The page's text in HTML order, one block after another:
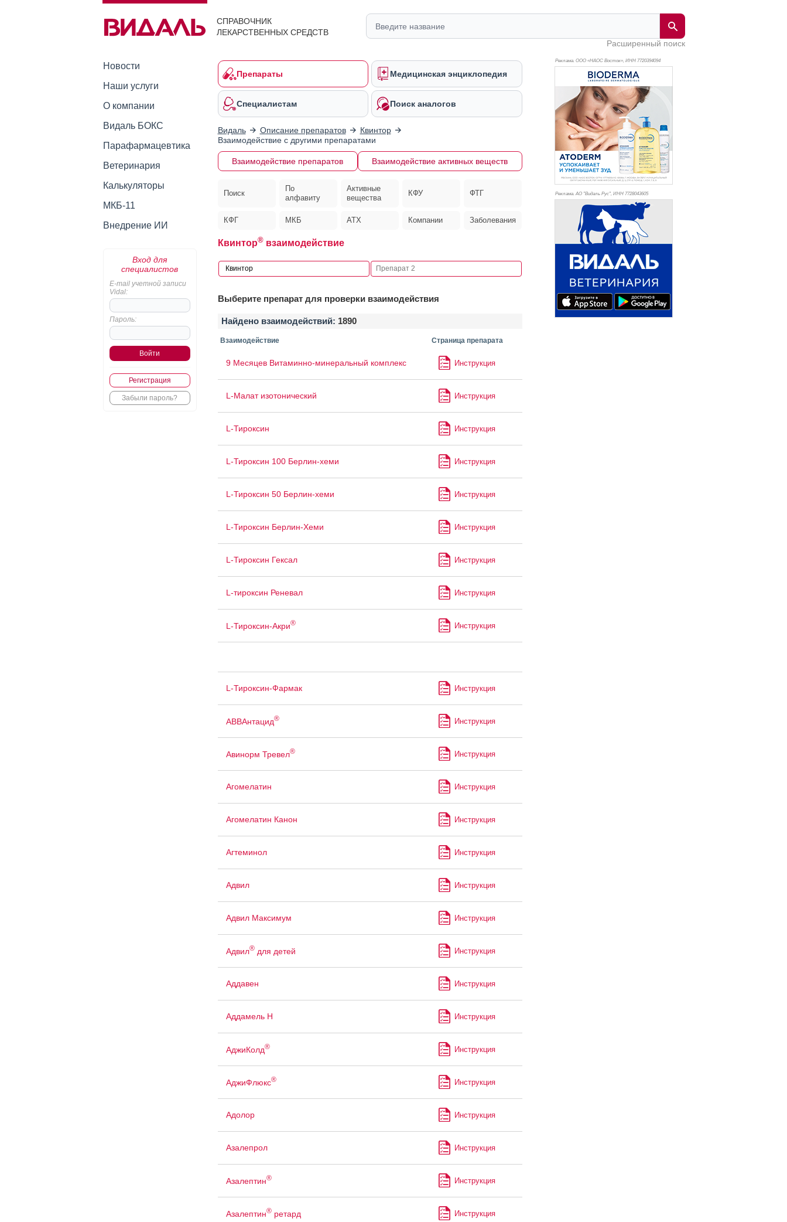
СПРАВОЧНИК
ЛЕКАРСТВЕННЫХ СРЕДСТВ
Расширенный поиск
Новости
Наши услуги
О компании
Видаль БОКС
Парафармацевтика
Ветеринария
Калькуляторы
МКБ-11
Внедрение ИИ
Вход для
специалистов
E-mail учетной записи
Vidal:
Пароль:
Регистрация
Забыли пароль?
Препараты Медицинская энциклопедия
Специалистам Поиск аналогов
Видаль Описание препаратов
Квинтор
Взаимодействие с другими препаратами
Взаимодействие препаратов Взаимодействие активных веществ
Поиск
По
алфавиту
Активные
вещества
КФУ ФТГ
КФГ МКБ АТХ Компании Заболевания
Квинтор®взаимодействие
Выберите препарат для проверки взаимодействия
Найдено взаимодействий: 1890
Взаимодействие Страница препарата
9 Месяцев Витаминно-минеральный комплекс Инструкция
L-Малат изотонический Инструкция
L-Тироксин Инструкция
L-Тироксин 100 Берлин-хеми Инструкция
L-Тироксин 50 Берлин-хеми Инструкция
L-Тироксин Берлин-Хеми Инструкция
L-Тироксин Гексал Инструкция
L-тироксин Реневал Инструкция
L-Тироксин-Акри® Инструкция
L-Тироксин-Фармак Инструкция
АВВАнтацид® Инструкция
Авинорм Тревел® Инструкция
Агомелатин Инструкция
Агомелатин Канон Инструкция
Агтеминол Инструкция
Адвил Инструкция
Адвил Максимум Инструкция
Адвил®для детей Инструкция
Аддавен Инструкция
Аддамель Н Инструкция
АджиКолд® Инструкция
АджиФлюкс® Инструкция
Адолор Инструкция
Азалепрол Инструкция
Азалептин® Инструкция
Азалептин®ретард Инструкция
Реклама. ООО «НАОС Восток», ИНН 7720394094
Реклама. АО "Видаль Рус", ИНН 7728043605